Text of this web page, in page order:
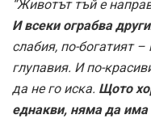
“Животът тъй е
И всеки ограбва
слабия, по-богатият
глупавия. И по-
да не го иска. Щото
еднакви, няма да